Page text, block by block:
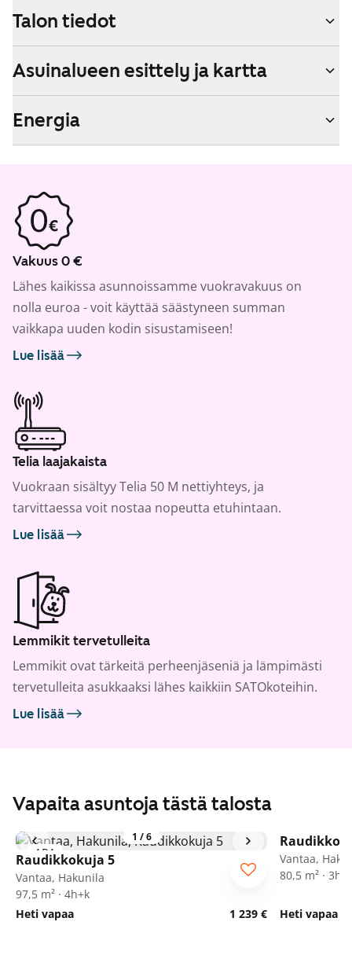
Talon tiedot
Asuinalueen esittely ja kartta
Energia
Vakuus 0 €
Lähes kaikissa asunnoissamme vuokravakuus on
nolla euroa - voit käyttää säästyneen summan
vaikkapa uuden kodin sisustamiseen!
Lue lisää
Telia laajakaista
Vuokraan sisältyy Telia 50 M nettiyhteys, ja
tarvittaessa voit nostaa nopeutta etuhintaan.
Lue lisää
Lemmikit tervetulleita
Lemmikit ovat tärkeitä perheenjäseniä ja lämpimästi
tervetulleita asukkaaksi lähes kaikkiin SATOkoteihin.
Lue lisää
Vapaita asuntoja tästä talosta
1 /6
ARA
Raudikkokuja 5
Vantaa, Hakunila
97,5 m² · 4h+k
Heti vapaa
1 239 €
ARA
Vantaa,
80,5 m² ·
Heti vapaa